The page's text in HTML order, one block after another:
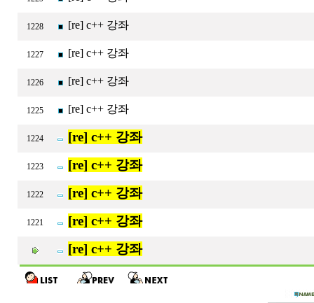
1228 [re] c++ 강좌
1227 [re] c++ 강좌
1226 [re] c++ 강좌
1225 [re] c++ 강좌
1224 [re] c++ 강좌
1223 [re] c++ 강좌
1222 [re] c++ 강좌
1221
[re] c++ 강좌
[re] c++ 강좌